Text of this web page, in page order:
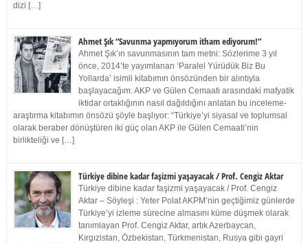
dizi […]
Ahmet Şık “Savunma yapmıyorum itham ediyorum!”
Ahmet Şık’ın savunmasının tam metni: Sözlerime 3 yıl
önce, 2014’te yayımlanan ‘Paralel Yürüdük Biz Bu
Yollarda’ isimli kitabımın önsözünden bir alıntıyla
başlayacağım. AKP ve Gülen Cemaati arasındaki mafyatik
iktidar ortaklığının nasıl dağıldığını anlatan bu inceleme-
araştırma kitabımın önsözü şöyle başlıyor: “Türkiye’yi siyasal ve toplumsal
olarak beraber dönüştüren iki güç olan AKP ile Gülen Cemaati’nin
birlikteliği ve […]
Türkiye dibine kadar faşizmi yaşayacak / Prof. Cengiz Aktar
Türkiye dibine kadar faşizmi yaşayacak / Prof. Cengiz
Aktar – Söyleşi : Yeter Polat AKPM’nin geçtiğimiz günlerde
Türkiye’yi izleme sürecine almasını küme düşmek olarak
tanımlayan Prof. Cengiz Aktar, artık Azerbaycan,
Kırgızistan, Özbekistan, Türkmenistan, Rusya gibi gayri